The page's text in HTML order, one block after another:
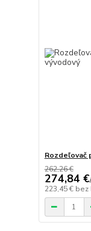
Rozdeľovač
262,26 €
274,84 €/
223,45 € bez